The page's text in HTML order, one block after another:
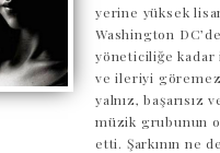
yerine yüksek
Washington
yöneticiliğe kadar
ve ileriyi
yalnız, başarısız
müzik grubunun o
etti. Şarkının ne